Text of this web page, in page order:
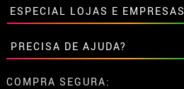
• Aviso legal ePrivacidade
• Atendimento ao cliente
• Utilização de cookies
•Configuração de cookies
Descontos especiais para grupos.
Entre em contato connosco aqui
ESPECIAL LOJAS E EMPRESAS
Descontos especiais para grupos.
Entre em contato connosco aqui
PRECISA DE AJUDA?
Ainda não colocei a minha ordem
COMPRA SEGURA: